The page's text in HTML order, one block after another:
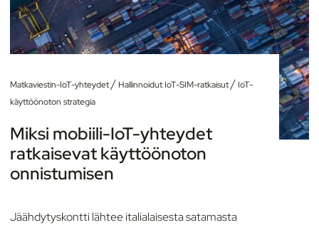
Matkaviestin-IoT-yhteydet/ Hallinnoidut IoT-SIM-ratkaisut/ IoT-
käyttöönoton strategia
Miksi mobiili-IoT-yhteydet
ratkaisevat käyttöönoton
onnistumisen
Jäähdytyskontti lähtee italialaisesta satamasta